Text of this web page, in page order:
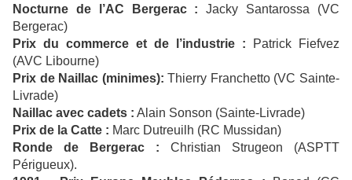
Nocturne de l’AC Bergerac : Jacky Santarossa (VC
Bergerac)
Prix du commerce et de l’industrie : Patrick Fiefvez
(AVC Libourne)
Prix de Naillac (minimes): Thierry Franchetto (VC Sainte-
Livrade)
Naillac avec cadets : Alain Sonson (Sainte-Livrade)
Prix de la Catte : Marc Dutreuilh (RC Mussidan)
Ronde de Bergerac : Christian Strugeon (ASPTT
Périgueux).